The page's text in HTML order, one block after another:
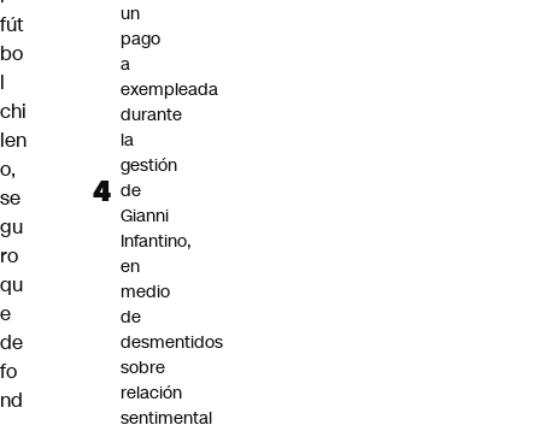
fút
bo
l
chi
len
o,
se
gu
ro
qu
e
de
fo
nd
un
pago
a
exempleada
durante
la
gestión
de
Gianni
Infantino,
en
medio
de
desmentidos
sobre
relación
sentimental